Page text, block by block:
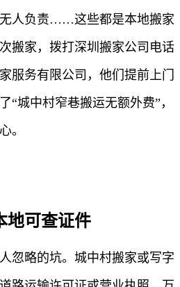
人负责……这些都是本地搬家
搬家，拨打深圳搬家公司电话
服务有限公司，他们提前上门
“城中村窄巷搬运无额外费”，
。
地可查证件
忽略的坑。城中村搬家或写字